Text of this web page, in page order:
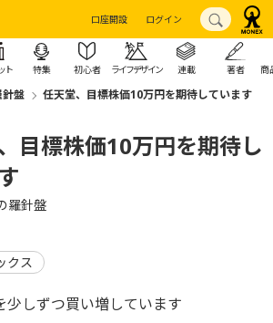
口座開設 ログイン
ト 特集 初心者 ライフデザイン 連載 著者 商
針盤 任天堂、目標株価10万円を期待しています
目標株価10万円を期待し
羅針盤
クス
少しずつ買い増しています